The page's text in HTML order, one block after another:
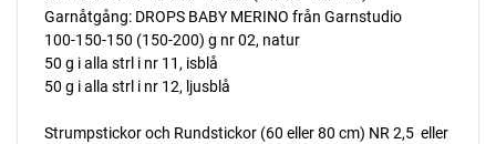
Garnåtgång: DROPS BABY MERINO från Garnstudio
100-150-150 (150-200) g nr 02, natur
50 g i alla strl i nr 11, isblå
50 g i alla strl i nr 12, ljusblå
Strumpstickor och Rundstickor (60 eller 80 cm) NR 2,5  eller